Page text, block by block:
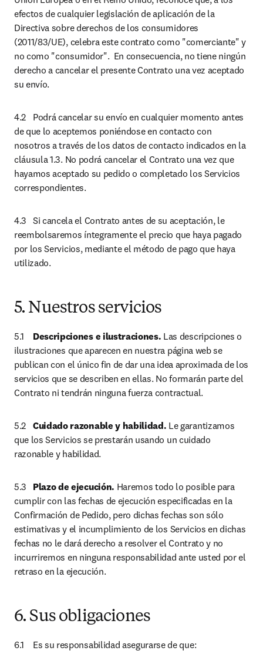
efectos de cualquier legislación de aplicación de la
Directiva sobre derechos de los consumidores
(2011/83/UE), celebra este contrato como "comerciante" y
no como "consumidor".  En consecuencia, no tiene ningún
derecho a cancelar el presente Contrato una vez aceptado
su envío.
4.2	Podrá cancelar su envío en cualquier momento antes
de que lo aceptemos poniéndose en contacto con
nosotros a través de los datos de contacto indicados en la
cláusula 1.3. No podrá cancelar el Contrato una vez que
hayamos aceptado su pedido o completado los Servicios
correspondientes.
4.3	Si cancela el Contrato antes de su aceptación, le
reembolsaremos íntegramente el precio que haya pagado
por los Servicios, mediante el método de pago que haya
utilizado.
5. Nuestros servicios
Descripciones e ilustraciones. Las descripciones o
ilustraciones que aparecen en nuestra página web se
publican con el único fin de dar una idea aproximada de los
servicios que se describen en ellas. No formarán parte del
Contrato ni tendrán ninguna fuerza contractual.
Cuidado razonable y habilidad. Le garantizamos
que los Servicios se prestarán usando un cuidado
razonable y habilidad.
Plazo de ejecución. Haremos todo lo posible para
cumplir con las fechas de ejecución especificadas en la
Confirmación de Pedido, pero dichas fechas son sólo
estimativas y el incumplimiento de los Servicios en dichas
fechas no le dará derecho a resolver el Contrato y no
incurriremos en ninguna responsabilidad ante usted por el
retraso en la ejecución.
6. Sus obligaciones
6.1	Es su responsabilidad asegurarse de que: